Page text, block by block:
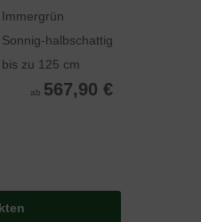
Immergrün
Sonnig-halbschattig
bis zu 125 cm
ab 567,90 €